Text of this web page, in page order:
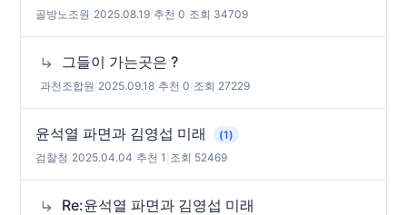
골방노조원 2025.08.19 추천 0 조회 34709
그들이 가는곳은 ?
과천조합원 2025.09.18 추천 0 조회 27229
윤석열 파면과 김영섭 미래
(1)
검찰청 2025.04.04 추천 1 조회 52469
Re:윤석열 파면과 김영섭 미래